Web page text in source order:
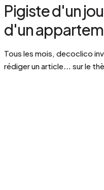
Pigiste d'un
d'un
Tous les mois, decoclico
rédiger un article… sur le